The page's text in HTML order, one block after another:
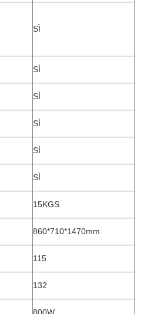
SÌ
SÌ
SÌ
SÌ
SÌ
SÌ
15KGS
860*710*1470mm
115
132
800W